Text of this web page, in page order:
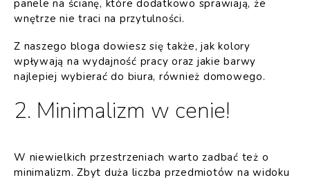
panele na ścianę, które dodatkowo sprawiają, że
wnętrze nie traci na przytulności.
Z naszego bloga dowiesz się także,jak kolory
wpływają na wydajność pracy oraz jakie barwy
najlepiej wybierać do biura, również domowego.
2. Minimalizm w cenie!
W niewielkich przestrzeniach warto zadbać też o
minimalizm. Zbyt duża liczba przedmiotów na widoku